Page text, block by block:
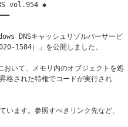
vol.954 ◆
DNSキャッシュリゾルバーサービ
1584）」を公開しました。
て、メモリ内のオブジェクトを処
格された特権でコードが実行され
います。参照すべきリンク先など、